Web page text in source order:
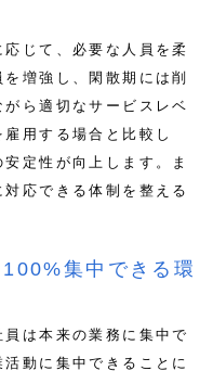
じて、必要な人員を柔
増強し、閑散期には削
ら適切なサービスレベ
用する場合と比較し
定性が向上します。ま
応できる体制を整える
集中できる環
は本来の業務に集中で
動に集中できることに